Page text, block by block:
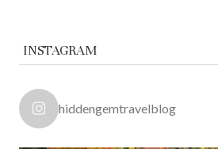
INSTAGRAM
hiddengemtravelblog